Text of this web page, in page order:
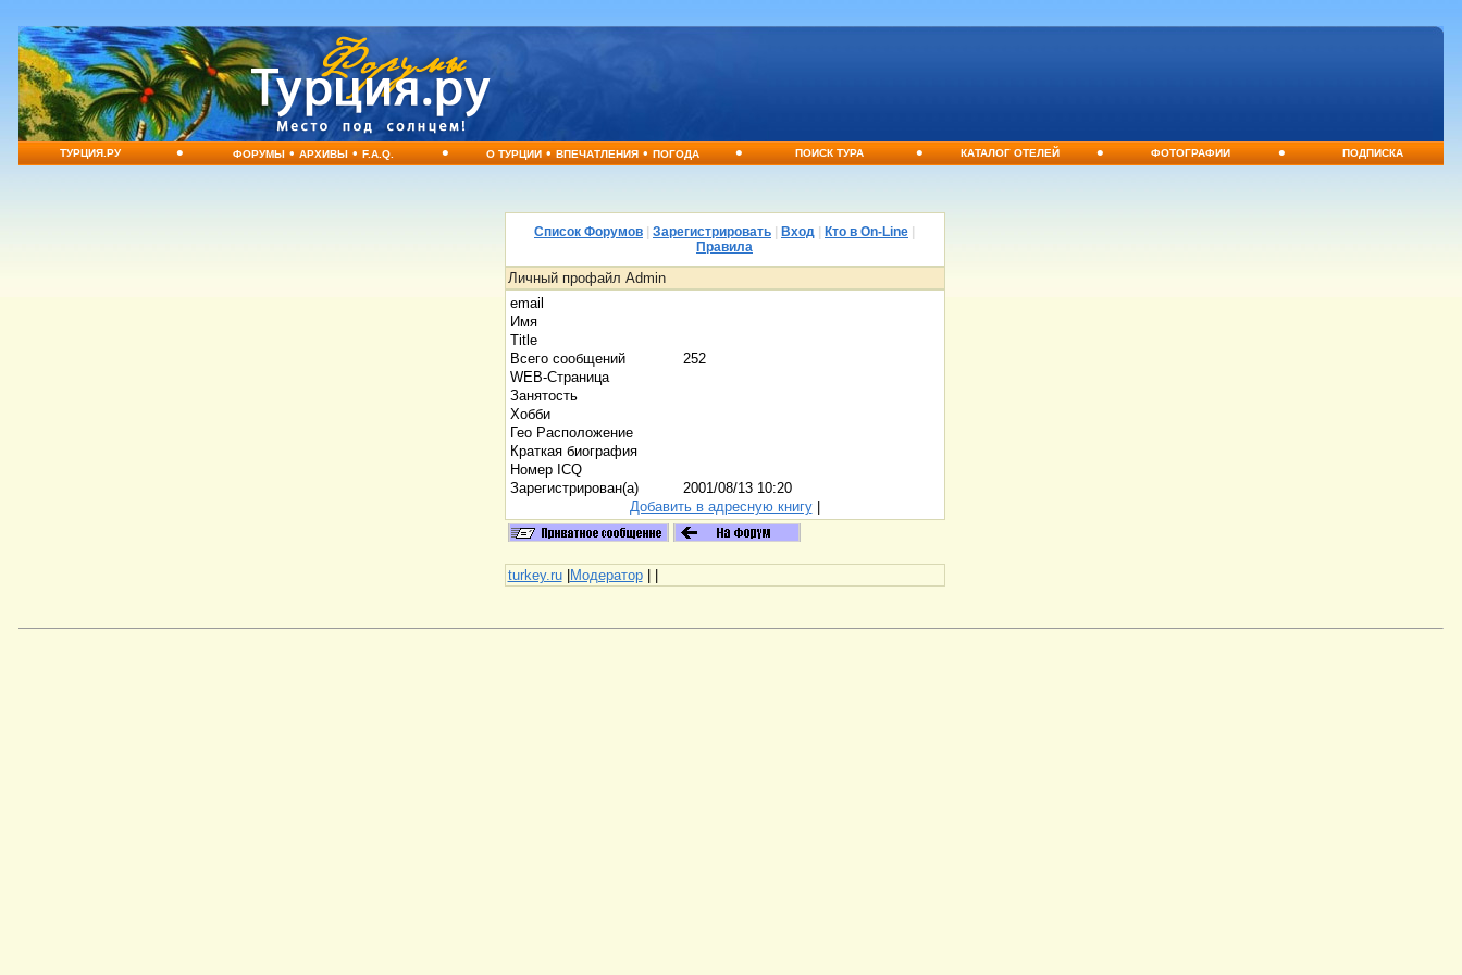
ТУРЦИЯ.РУ • ФОРУМЫ•АРХИВЫ•F.A.Q. • О ТУРЦИИ•ВПЕЧАТЛЕНИЯ•ПОГОДА • ПОИСК ТУРА • КАТАЛОГ ОТЕЛЕЙ • ФОТОГРАФИИ • ПОДПИСКА
Список Форумов Зарегистрировать Вход Кто в On-Line
Правила
Личный профайл Admin
email
Имя
Title
Всего сообщений
252
WEB-Страница
Занятость
Хобби
Гео Расположение
Краткая биография
Номер ICQ
Зарегистрирован(а)
2001/08/13 10:20
Добавить в адресную книгу|
turkey.ru|Модератор| |